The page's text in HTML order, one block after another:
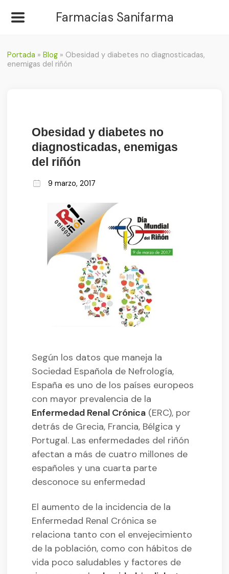
Farmacias Sanifarma
Portada »Blog » Obesidad y diabetes no diagnosticadas,
enemigas del riñón
Obesidad y diabetes no
diagnosticadas, enemigas
del riñón
9 marzo, 2017
Según los datos que maneja la
Sociedad Española de Nefrología,
España es uno de los países europeos
con mayor prevalencia de la
Enfermedad Renal Crónica (ERC), por
detrás de Grecia, Francia, Bélgica y
Portugal. Las enfermedades del riñón
afectan a más de cuatro millones de
españoles y una cuarta parte
desconoce su enfermedad
El aumento de la incidencia de la
Enfermedad Renal Crónica se
relaciona tanto con el envejecimiento
de la población, como con hábitos de
vida poco saludables y factores de